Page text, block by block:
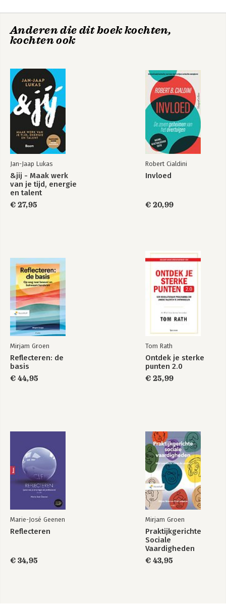
Register
Anderen die dit boek kochten,
kochten ook
Jan-Jaap Lukas
&jij - Maak werk
van je tijd, energie
en talent
€ 27,95
Robert Cialdini
Invloed
€ 20,99
Mirjam Groen
Reflecteren: de
basis
€ 44,95
Tom Rath
Ontdek je sterke
punten 2.0
€ 25,99
Marie-José Geenen
Reflecteren
€ 34,95
Mirjam Groen
Praktijkgerichte
Sociale
Vaardigheden
€ 43,95